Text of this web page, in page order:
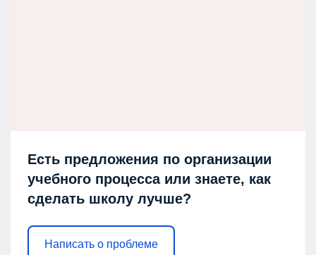
Есть предложения по организации
учебного процесса или знаете, как
сделать школу лучше?
Написать о проблеме